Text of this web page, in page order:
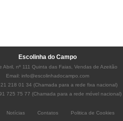
Escolinha do Campo
Abril, nº 111 Quinta das Faias, Vendas de Azeitão
Email: info@escolinhadocampo.com
218 01 34 (Chamada para a rede fixa nacional)
725 75 77 (Chamada para a rede móvel nacional)
Notícias Contatos Politica de Cookies